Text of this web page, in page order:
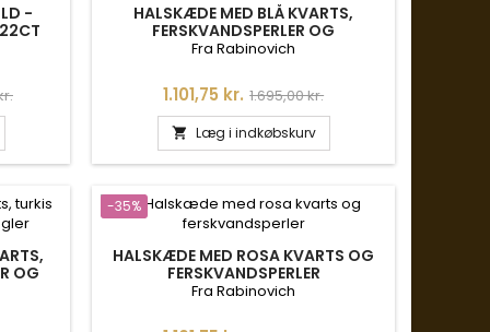
-
HALSKÆDE MED BLÅ KVARTS,
FERSKVANDSPERLER OG
SØLVKUGLER
Fra Rabinovich
Pris
1.101,75 kr. Normalpris
1.695,00 kr.
 Læg i indkøbskurv
OG
-35%
HALSKÆDE MED ROSA KVARTS OG
FERSKVANDSPERLER
Fra Rabinovich